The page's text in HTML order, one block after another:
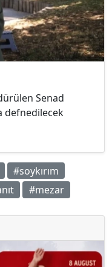
Senad
defnedilecek
#soykırım
#mezar